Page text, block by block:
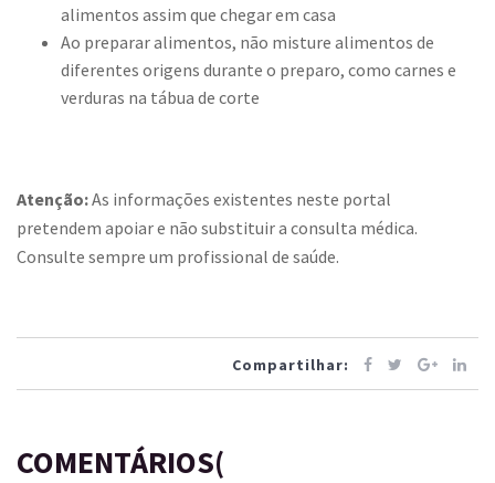
alimentos assim que chegar em casa
Ao preparar alimentos, não misture alimentos de
diferentes origens durante o preparo, como carnes e
verduras na tábua de corte
Atenção:As informações existentes neste portal
pretendem apoiar e não substituir a consulta médica.
Consulte sempre um profissional de saúde.
Compartilhar:
COMENTÁRIOS(